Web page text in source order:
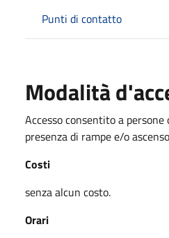
Punti di contatto
Modalità
Accesso consentito a
presenza di rampe e/o
Costi
senza alcun costo.
Orari